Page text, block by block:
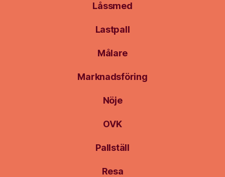
Låssmed
Lastpall
Målare
Marknadsföring
Nöje
OVK
Pallställ
Resa